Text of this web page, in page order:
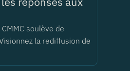
soulève de
la rediffusion de